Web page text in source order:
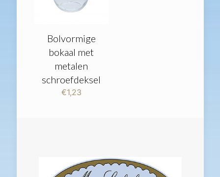
Bolvormige
bokaal met
metalen
schroefdeksel
€1,23